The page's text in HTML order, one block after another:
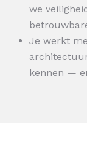
we
Je werkt
kennen —